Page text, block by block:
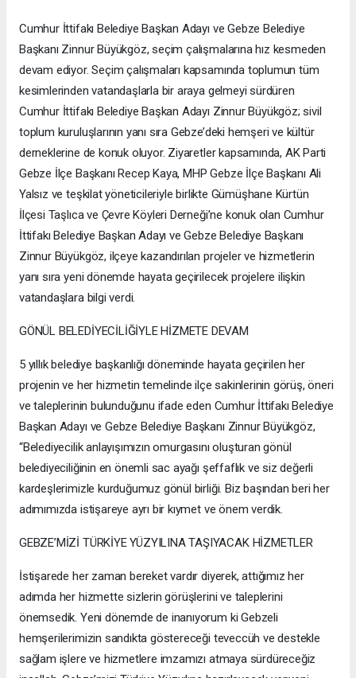
Cumhur İttifakı Belediye Başkan Adayı ve Gebze Belediye
Başkanı Zinnur Büyükgöz, seçim çalışmalarına hız kesmeden
devam ediyor. Seçim çalışmaları kapsamında toplumun tüm
kesimlerinden vatandaşlarla bir araya gelmeyi sürdüren
Cumhur İttifakı Belediye Başkan Adayı Zinnur Büyükgöz; sivil
toplum kuruluşlarının yanı sıra Gebze’deki hemşeri ve kültür
derneklerine de konuk oluyor. Ziyaretler kapsamında, AK Parti
Gebze İlçe Başkanı Recep Kaya, MHP Gebze İlçe Başkanı Ali
Yalsız ve teşkilat yöneticileriyle birlikte Gümüşhane Kürtün
İlçesi Taşlıca ve Çevre Köyleri Derneği’ne konuk olan Cumhur
İttifakı Belediye Başkan Adayı ve Gebze Belediye Başkanı
Zinnur Büyükgöz, ilçeye kazandırılan projeler ve hizmetlerin
yanı sıra yeni dönemde hayata geçirilecek projelere ilişkin
vatandaşlara bilgi verdi.
GÖNÜL BELEDİYECİLİĞİYLE HİZMETE DEVAM
5 yıllık belediye başkanlığı döneminde hayata geçirilen her
projenin ve her hizmetin temelinde ilçe sakinlerinin görüş, öneri
ve taleplerinin bulunduğunu ifade eden Cumhur İttifakı Belediye
Başkan Adayı ve Gebze Belediye Başkanı Zinnur Büyükgöz,
“Belediyecilik anlayışımızın omurgasını oluşturan gönül
belediyeciliğinin en önemli sac ayağı şeffaflık ve siz değerli
kardeşlerimizle kurduğumuz gönül birliği. Biz başından beri her
adımımızda istişareye ayrı bir kıymet ve önem verdik.
GEBZE’MİZİ TÜRKİYE YÜZYILINA TAŞIYACAK HİZMETLER
İstişarede her zaman bereket vardır diyerek, attığımız her
adımda her hizmette sizlerin görüşlerini ve taleplerini
önemsedik. Yeni dönemde de inanıyorum ki Gebzeli
hemşerilerimizin sandıkta göstereceği teveccüh ve destekle
sağlam işlere ve hizmetlere imzamızı atmaya sürdüreceğiz